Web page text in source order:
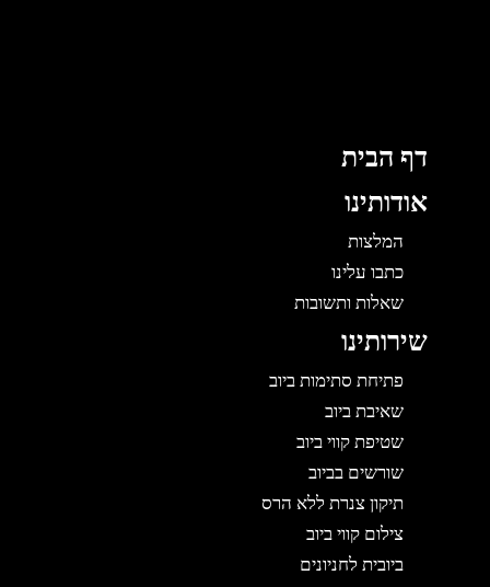
דף הבית
אודותינו
המלצות
כתבו עלינו
שאלות ותשובות
שירותינו
פתיחת סתימות ביוב
שאיבת ביוב
שטיפת קווי ביוב
שורשים בביוב
תיקון צנרת ללא הרס
צילום קווי ביוב
ביובית לחניונים